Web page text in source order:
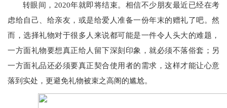
转眼间，2020年就即将结束。相信不少朋友最近已经在考
虑给自己、给亲友，或是给爱人准备一份年末的赠礼了吧。然
而，选择礼物对于很多人来说都可能是一件令人头大的难题，
一方面礼物要想真正给人留下深刻印象，就必须不落俗套；另
一方面礼品还必须要真正契合使用者的需求，这样才能让心意
落到实处，更避免礼物被束之高阁的尴尬。